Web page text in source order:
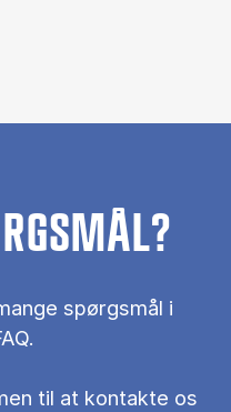
spørgsmål i
til at kon­tak­te os